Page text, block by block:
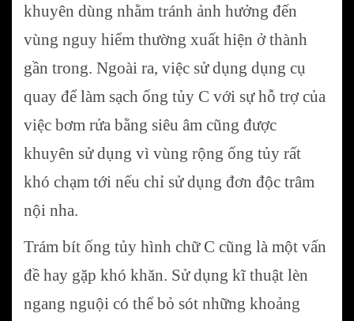
khuyên dùng nhằm tránh ảnh hưởng đến
vùng nguy hiểm thường xuất hiện ở thành
gần trong. Ngoài ra, việc sử dụng dụng cụ
quay để làm sạch ống tủy C với sự hỗ trợ của
việc bơm rửa bằng siêu âm cũng được
khuyên sử dụng vì vùng rộng ống tủy rất
khó chạm tới nếu chỉ sử dụng đơn độc trâm
nội nha.
Trám bít ống tủy hình chữ C cũng là một vấn
đề hay gặp khó khăn. Sử dụng kĩ thuật lèn
ngang nguội có thể bỏ sót những khoảng